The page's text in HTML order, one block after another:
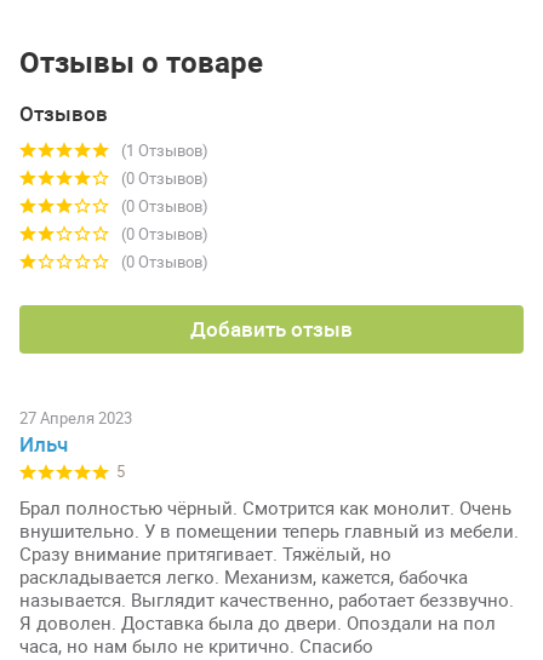
Отзывы о товаре
Отзывов
(1 Отзывов)
(0 Отзывов)
(0 Отзывов)
(0 Отзывов)
(0 Отзывов)
Добавить отзыв
27 Апреля 2023
Ильч
5
Брал полностью чёрный. Смотрится как монолит. Очень
внушительно. У в помещении теперь главный из мебели.
Сразу внимание притягивает. Тяжёлый, но
раскладывается легко. Механизм, кажется, бабочка
называется. Выглядит качественно, работает беззвучно.
Я доволен. Доставка была до двери. Опоздали на пол
часа, но нам было не критично. Спасибо